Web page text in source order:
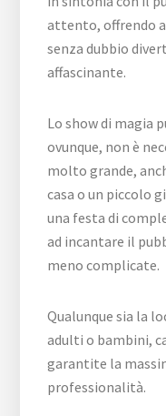
attento, offrendo
senza dubbio
affascinante.
Lo show di magia
ovunque, non è
molto grande,
casa o un piccolo
una festa di
ad incantare il
meno complicate.
Qualunque sia la
adulti o bambini,
garantite la
professionalità.